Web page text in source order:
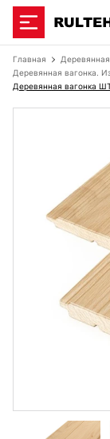
Главная
Деревянная вагонка.
Деревянная вагонка